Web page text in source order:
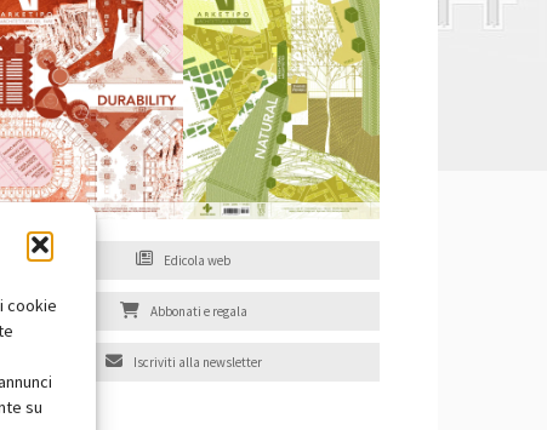
cookie
su
Edicola web
Abbonati e regala
Iscriviti alla newsletter